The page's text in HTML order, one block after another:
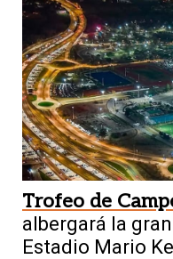
Trofeo de
albergará la
Estadio Mario